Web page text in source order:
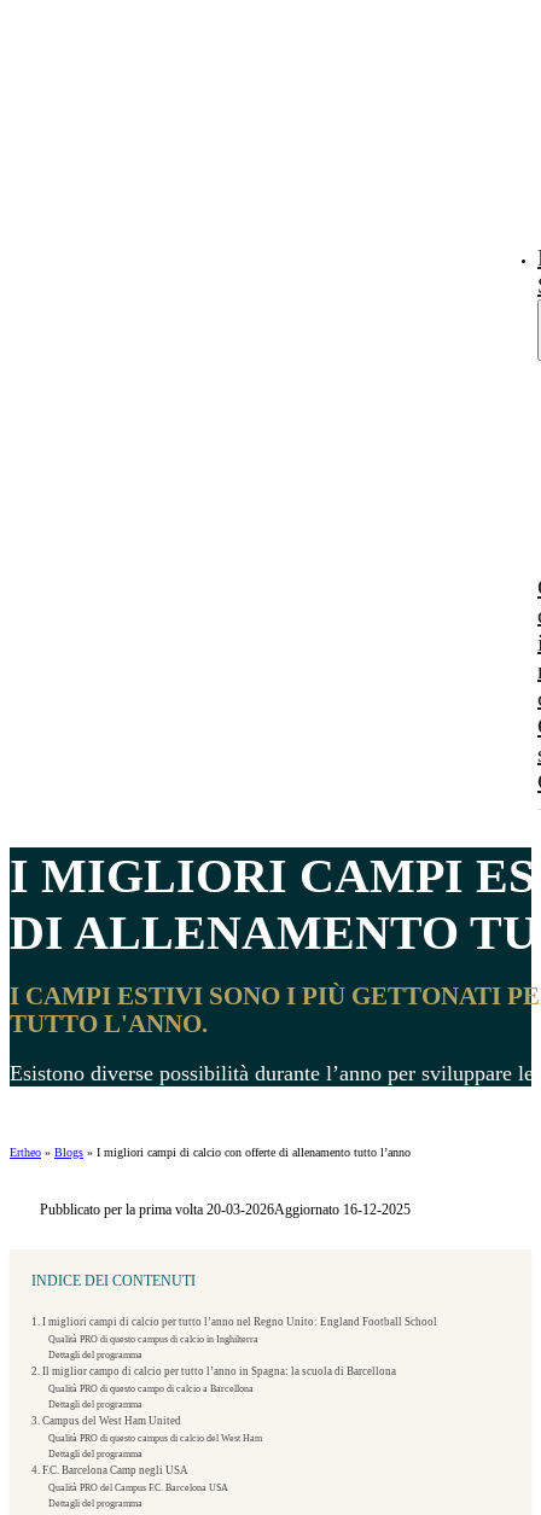
I MIGLIORI CAMPI
DI ALLENAMENTO
I CAMPI ESTIVI SONO I PIÙ GETTONATI
TUTTO L'ANNO.
Esistono diverse possibilità durante l’anno per sviluppare
Ertheo » Blogs » I migliori campi di calcio con offerte di allenamento tutto l’anno
Pubblicato per la prima volta 20-03-2026Aggiornato 16-12-2025
INDICE DEI CONTENUTI
1. I migliori campi di calcio per tutto l’anno nel Regno Unito: England Football School
Qualità PRO di questo campus di calcio in Inghilterra
Dettagli del programma
2. Il miglior campo di calcio per tutto l’anno in Spagna: la scuola di Barcellona
Qualità PRO di questo campo di calcio a Barcellona
Dettagli del programma
3. Campus del West Ham United
Qualità PRO di questo campus di calcio del West Ham
Dettagli del programma
4. F.C. Barcelona Camp negli USA
Qualità PRO del Campus F.C. Barcelona USA
Dettagli del programma